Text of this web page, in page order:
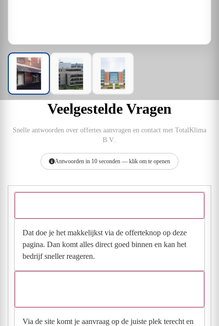
Veelgestelde Vragen
Snelle antwoorden over offertes aanvragen en contact met TotalKlima
B.V..
Antwoorden in 10 seconden — klik om te openen
Dat doe je het makkelijkst via de offerteknop op deze
pagina. Dan komt alles direct goed binnen en kan het
bedrijf sneller reageren.
Via de site komt je aanvraag op de juiste plek terecht en